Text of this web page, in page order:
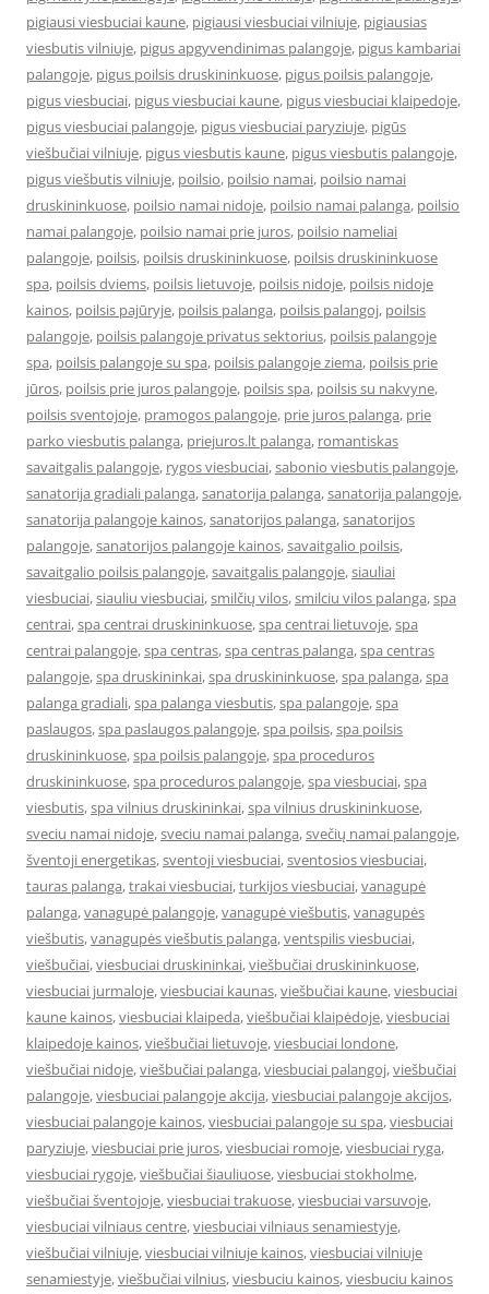
pigiausi viesbuciai kaune, pigiausi viesbuciai vilniuje, pigiausias
viesbutis vilniuje, pigus apgyvendinimas palangoje, pigus kambariai
palangoje, pigus poilsis druskininkuose, pigus poilsis palangoje,
pigus viesbuciai, pigus viesbuciai kaune, pigus viesbuciai klaipedoje,
pigus viesbuciai palangoje, pigus viesbuciai paryziuje, pigūs
viešbučiai vilniuje, pigus viesbutis kaune, pigus viesbutis palangoje,
pigus viešbutis vilniuje, poilsio, poilsio namai, poilsio namai
druskininkuose, poilsio namai nidoje, poilsio namai palanga, poilsio
namai palangoje, poilsio namai prie juros, poilsio nameliai
palangoje, poilsis, poilsis druskininkuose, poilsis druskininkuose
spa, poilsis dviems, poilsis lietuvoje, poilsis nidoje, poilsis nidoje
kainos, poilsis pajūryje, poilsis palanga, poilsis palangoj, poilsis
palangoje, poilsis palangoje privatus sektorius, poilsis palangoje
spa, poilsis palangoje su spa, poilsis palangoje ziema, poilsis prie
jūros, poilsis prie juros palangoje, poilsis spa, poilsis su nakvyne,
poilsis sventojoje, pramogos palangoje, prie juros palanga, prie
parko viesbutis palanga, priejuros.lt palanga, romantiskas
savaitgalis palangoje, rygos viesbuciai,sabonio viesbutis palangoje,
sanatorija gradiali palanga,sanatorija palanga,sanatorija palangoje,
sanatorija palangoje kainos,sanatorijos palanga,sanatorijos
palangoje,sanatorijos palangoje kainos,savaitgalio poilsis,
savaitgalio poilsis palangoje,savaitgalis palangoje,siauliai
viesbuciai,siauliu viesbuciai,smilčių vilos,smilciu vilos palanga,spa
centrai,spa centrai druskininkuose,spa centrai lietuvoje,spa
centrai palangoje,spa centras,spa centras palanga,spa centras
palangoje,spa druskininkai,spa druskininkuose,spa palanga,spa
palanga gradiali,spa palanga viesbutis,spa palangoje,spa
paslaugos,spa paslaugos palangoje,spa poilsis,spa poilsis
druskininkuose,spa poilsis palangoje,spa proceduros
druskininkuose,spa proceduros palangoje,spa viesbuciai,spa
viesbutis,spa vilnius druskininkai,spa vilnius druskininkuose,
sveciu namai nidoje,sveciu namai palanga,svečių namai palangoje,
šventoji energetikas,sventoji viesbuciai,sventosios viesbuciai,
tauras palanga,trakai viesbuciai,turkijos viesbuciai,vanagupė
palanga,vanagupė palangoje,vanagupė viešbutis,vanagupės
viešbutis,vanagupės viešbutis palanga,ventspilis viesbuciai,
viešbučiai,viesbuciai druskininkai,viešbučiai druskininkuose,
viesbuciai jurmaloje,viesbuciai kaunas,viešbučiai kaune,viesbuciai
kaune kainos,viesbuciai klaipeda,viešbučiai klaipėdoje,viesbuciai
klaipedoje kainos,viešbučiai lietuvoje,viesbuciai londone,
viešbučiai nidoje,viešbučiai palanga,viesbuciai palangoj,viešbučiai
palangoje,viesbuciai palangoje akcija,viesbuciai palangoje akcijos,
viesbuciai palangoje kainos,viesbuciai palangoje su spa,viesbuciai
paryziuje,viesbuciai prie juros,viesbuciai romoje,viesbuciai ryga,
viesbuciai rygoje,viešbučiai šiauliuose,viesbuciai stokholme,
viešbučiai šventojoje,viesbuciai trakuose,viesbuciai varsuvoje,
viesbuciai vilniaus centre,viesbuciai vilniaus senamiestyje,
viešbučiai vilniuje,viesbuciai vilniuje kainos,viesbuciai vilniuje
senamiestyje,viešbučiai vilnius,viesbuciu kainos,viesbuciu kainos